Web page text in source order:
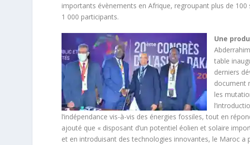
importants évènements en Afrique, regroupant plus de
1 000 participants.
Une
table
derniers
document
les
l’indépendance vis-à-vis des énergies fossiles, tout en
ajouté que « disposant d’un potentiel éolien et solaire
et en introduisant des technologies innovantes, le Maroc